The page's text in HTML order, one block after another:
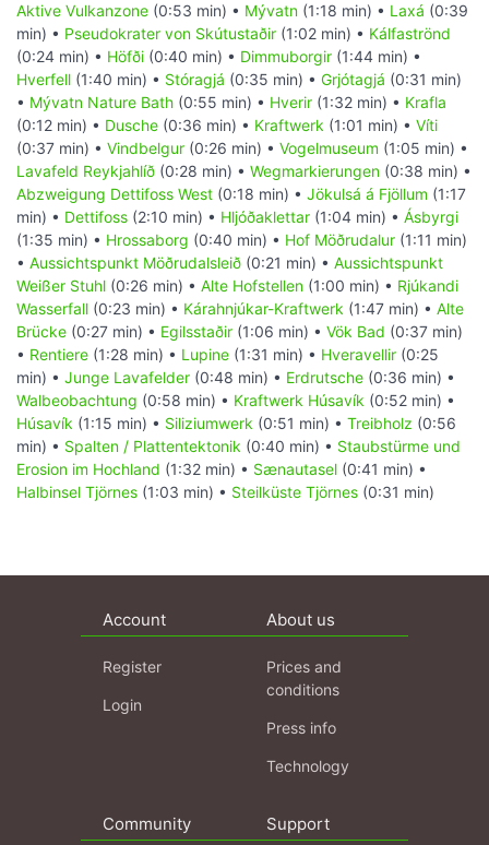
Aktive Vulkanzone (0:53 min) • Mývatn (1:18 min) • Laxá (0:39
min) • Pseudokrater von Skútustaðir (1:02 min) • Kálfaströnd
(0:24 min) • Höfði (0:40 min) • Dimmuborgir (1:44 min) •
Hverfell (1:40 min) • Stóragjá (0:35 min) • Grjótagjá (0:31 min)
• Mývatn Nature Bath (0:55 min) • Hverir (1:32 min) • Krafla
(0:12 min) • Dusche (0:36 min) • Kraftwerk (1:01 min) • Víti
(0:37 min) • Vindbelgur (0:26 min) • Vogelmuseum (1:05 min) •
Lavafeld Reykjahlíð (0:28 min) • Wegmarkierungen (0:38 min) •
Abzweigung Dettifoss West (0:18 min) • Jökulsá á Fjöllum (1:17
min) • Dettifoss (2:10 min) • Hljóðaklettar (1:04 min) • Ásbyrgi
(1:35 min) • Hrossaborg (0:40 min) • Hof Möðrudalur (1:11 min)
• Aussichtspunkt Möðrudalsleið (0:21 min) • Aussichtspunkt
Weißer Stuhl (0:26 min) • Alte Hofstellen (1:00 min) • Rjúkandi
Wasserfall (0:23 min) • Kárahnjúkar-Kraftwerk (1:47 min) • Alte
Brücke (0:27 min) • Egilsstaðir (1:06 min) • Vök Bad (0:37 min)
• Rentiere (1:28 min) • Lupine (1:31 min) • Hveravellir (0:25
min) • Junge Lavafelder (0:48 min) • Erdrutsche (0:36 min) •
Walbeobachtung (0:58 min) • Kraftwerk Húsavík (0:52 min) •
Húsavík (1:15 min) • Siliziumwerk (0:51 min) • Treibholz (0:56
min) • Spalten / Plattentektonik (0:40 min) • Staubstürme und
Erosion im Hochland (1:32 min) • Sænautasel (0:41 min) •
Halbinsel Tjörnes (1:03 min) • Steilküste Tjörnes (0:31 min)
Account
Register
Login
About us
Prices and
conditions
Press info
Technology
Community Support